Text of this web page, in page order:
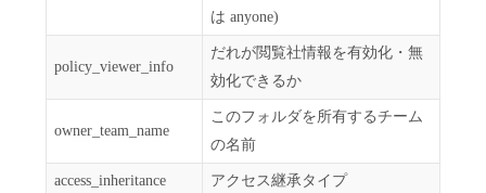
は anyone)
policy_viewer_info
だれが閲覧社情報を有効化・無
効化できるか
owner_team_name
このフォルダを所有するチーム
の名前
access_inheritance アクセス継承タイプ